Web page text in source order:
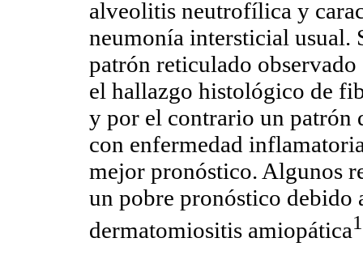
alveolitis neutrofílica y
neumonía intersticial usual.
patrón reticulado
el hallazgo histológico de
y por el contrario un patrón
con enfermedad
mejor pronóstico. Algunos
un pobre pronóstico debido
dermatomiositis amiopática